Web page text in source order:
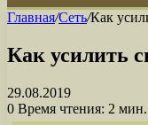
Главная/Сеть/Как
Как усилить
29.08.2019
0 Время чтения: 2 мин.